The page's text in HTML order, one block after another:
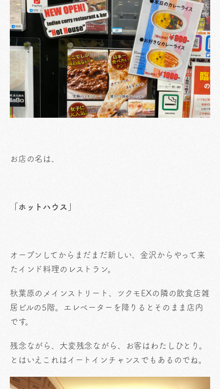
お店の名は、
「ホットハウス」
オープンしてからまだまだ新しい、金沢からやって来
たインド料理のレストラン。
秋葉原のメインストリート、ツクモEXの隣の飲食店雑
居ビルの5階。エレベーターを降りるとそのまま店内
です。
残念ながら、大変残念ながら、お客はわたしひとり。
とはいえこれはイートインチャンスでもあるのでね。